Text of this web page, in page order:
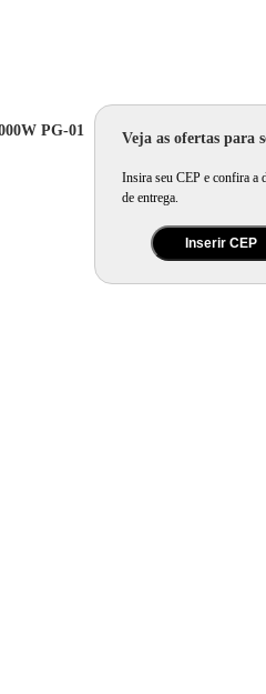
Veja as ofertas para
Insira seu CEP e confira a
de entrega.
Inserir CEP
PG-01